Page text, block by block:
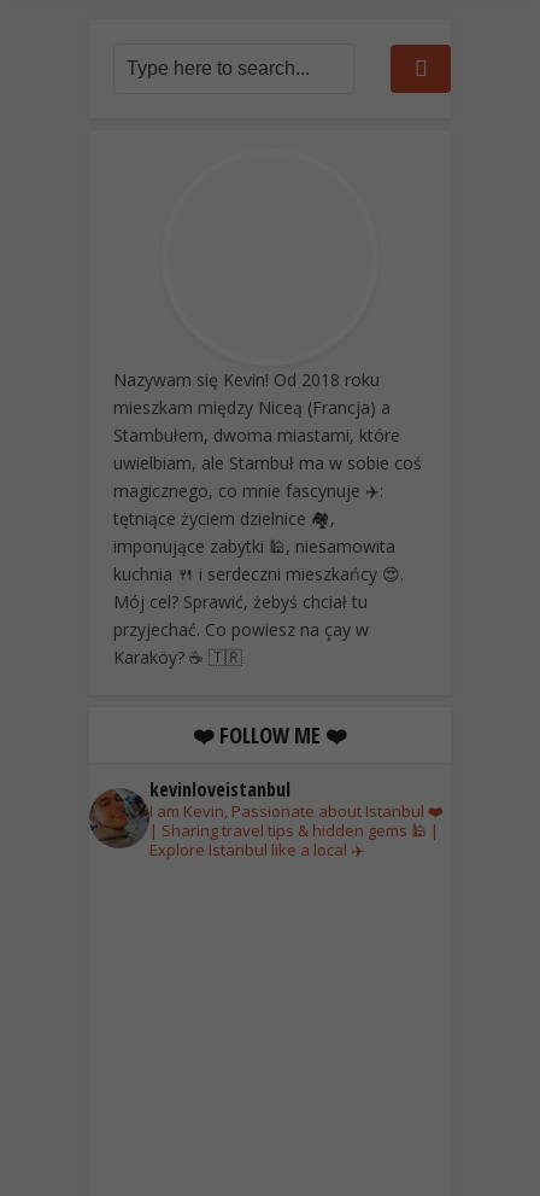
Nazywam się Kevin! Od 2018 roku
mieszkam między Niceą (Francja) a
Stambułem, dwoma miastami, które
uwielbiam, ale Stambuł ma w sobie coś
magicznego, co mnie fascynuje ✈️:
tętniące życiem dzielnice 🏘️,
imponujące zabytki 🕌, niesamowita
kuchnia 🍴 i serdeczni mieszkańcy 😍.
Mój cel? Sprawić, żebyś chciał tu
przyjechać. Co powiesz na çay w
Karaköy? ☕ 🇹🇷
❤️ FOLLOW ME ❤️
kevinloveistanbul
I am Kevin, Passionate about Istanbul ❤️
| Sharing travel tips & hidden gems 🕌 |
Explore Istanbul like a local ✈️